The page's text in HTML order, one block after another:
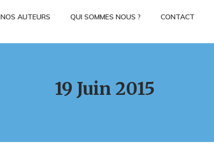
NOS AUTEURS QUI SOMMES NOUS ? CONTACT
19 Juin 2015